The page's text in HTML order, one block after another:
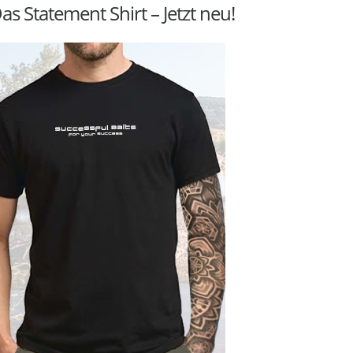
Statement Shirt – Jetzt neu!